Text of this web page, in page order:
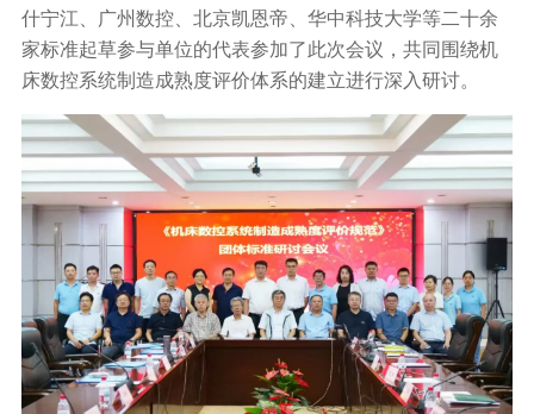
员工风采
公示公告
视频中心
技术分享
投资者提问
法制宣传
投教园地
联系我们
在线留言
人力资源
什宁江、广州数控、北京凯恩帝、华中科技大学等二十余
家标准起草参与单位的代表参加了此次会议，共同围绕机
床数控系统制造成熟度评价体系的建立进行深入研讨。